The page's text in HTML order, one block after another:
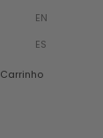
EN
ES
Carrinho